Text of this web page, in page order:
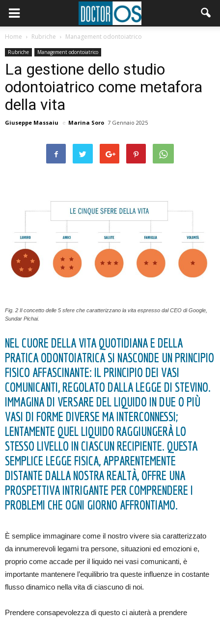
Home Rubriche Management odontoiatrico
Rubriche Management odontoiatrico
La gestione dello studio
odontoiatrico come metafora
della vita
Giuseppe Massaiu e Marina Soro 7 Gennaio 2025
Fig. 2 Il concetto delle 5 sfere che caratterizzano la vita espresso dal CEO di Google,
Sundar Pichai.
NEL CUORE DELLA VITA QUOTIDIANA E DELLA
PRATICA ODONTOIATRICA SI NASCONDE UN PRINCIPIO
FISICO AFFASCINANTE: IL PRINCIPIO DEI VASI
COMUNICANTI, REGOLATO DALLA LEGGE DI STEVINO.
IMMAGINA DI VERSARE DEL LIQUIDO IN DUE O PIÙ
VASI DI FORME DIVERSE MA INTERCONNESSI;
LENTAMENTE QUEL LIQUIDO RAGGIUNGERÀ LO
STESSO LIVELLO IN CIASCUN RECIPIENTE. QUESTA
SEMPLICE LEGGE FISICA, APPARENTEMENTE
DISTANTE DALLA NOSTRA REALTÀ, OFFRE UNA
PROSPETTIVA INTRIGANTE PER COMPRENDERE I
PROBLEMI CHE OGNI GIORNO AFFRONTIAMO.
È semplice immaginare come il nostro vivere sia caratterizzato
da innumerevoli legami tra persone, situazioni ed emozioni e,
proprio come accade per il liquido nei vasi comunicanti, è
importante mantenere l’equilibrio tra queste influenze in costante
flusso dinamico nella vita di ciascuno di noi.
Prendere consapevolezza di questo ci aiuterà a prendere